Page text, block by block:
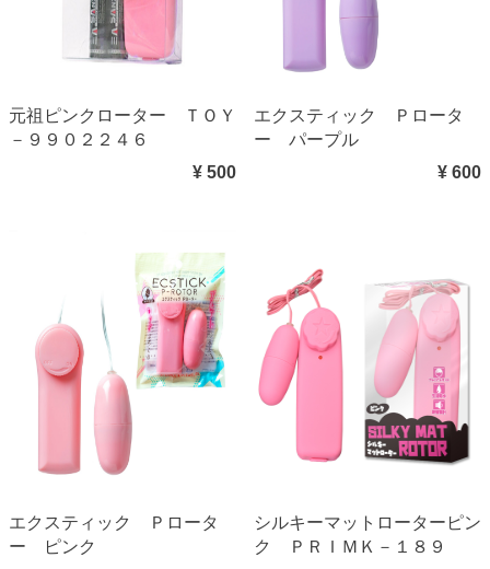
元祖ピンクローター ＴＯＹ
－９９０２２４６
¥ 500
エクスティック Ｐロータ
ー パープル
¥ 600
エクスティック Ｐロータ
ー ピンク
シルキーマットローターピン
ク ＰＲＩＭＫ－１８９